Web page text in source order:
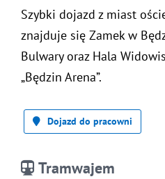
Szybki dojazd z miast
znajduje się Zamek w
Bulwary oraz Hala
„Będzin Arena”.
Dojazd do pracowni
Tramwajem